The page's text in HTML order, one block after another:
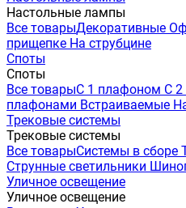
Настольные лампы
Все товарыДекоративные
прищепке На струбцине
Споты
Споты
Все товарыС 1 плафоном С
плафонами Встраиваемые
Трековые системы
Трековые системы
Все товарыСистемы в сборе
Струнные светильники
Уличное освещение
Уличное освещение